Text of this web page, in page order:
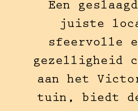
Een
juiste
sfeervolle
gezelligheid
aan het
tuin, biedt